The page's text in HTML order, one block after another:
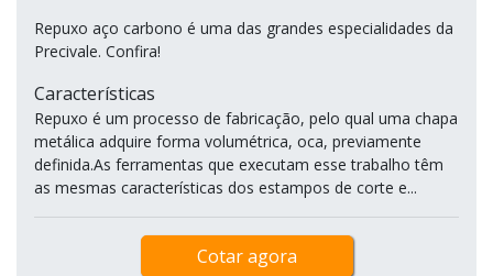
Repuxo aço carbono é uma das grandes especialidades da
Precivale. Confira!
Características
Repuxo é um processo de fabricação, pelo qual uma chapa
metálica adquire forma volumétrica, oca, previamente
definida.As ferramentas que executam esse trabalho têm
as mesmas características dos estampos de corte e...
Cotar agora